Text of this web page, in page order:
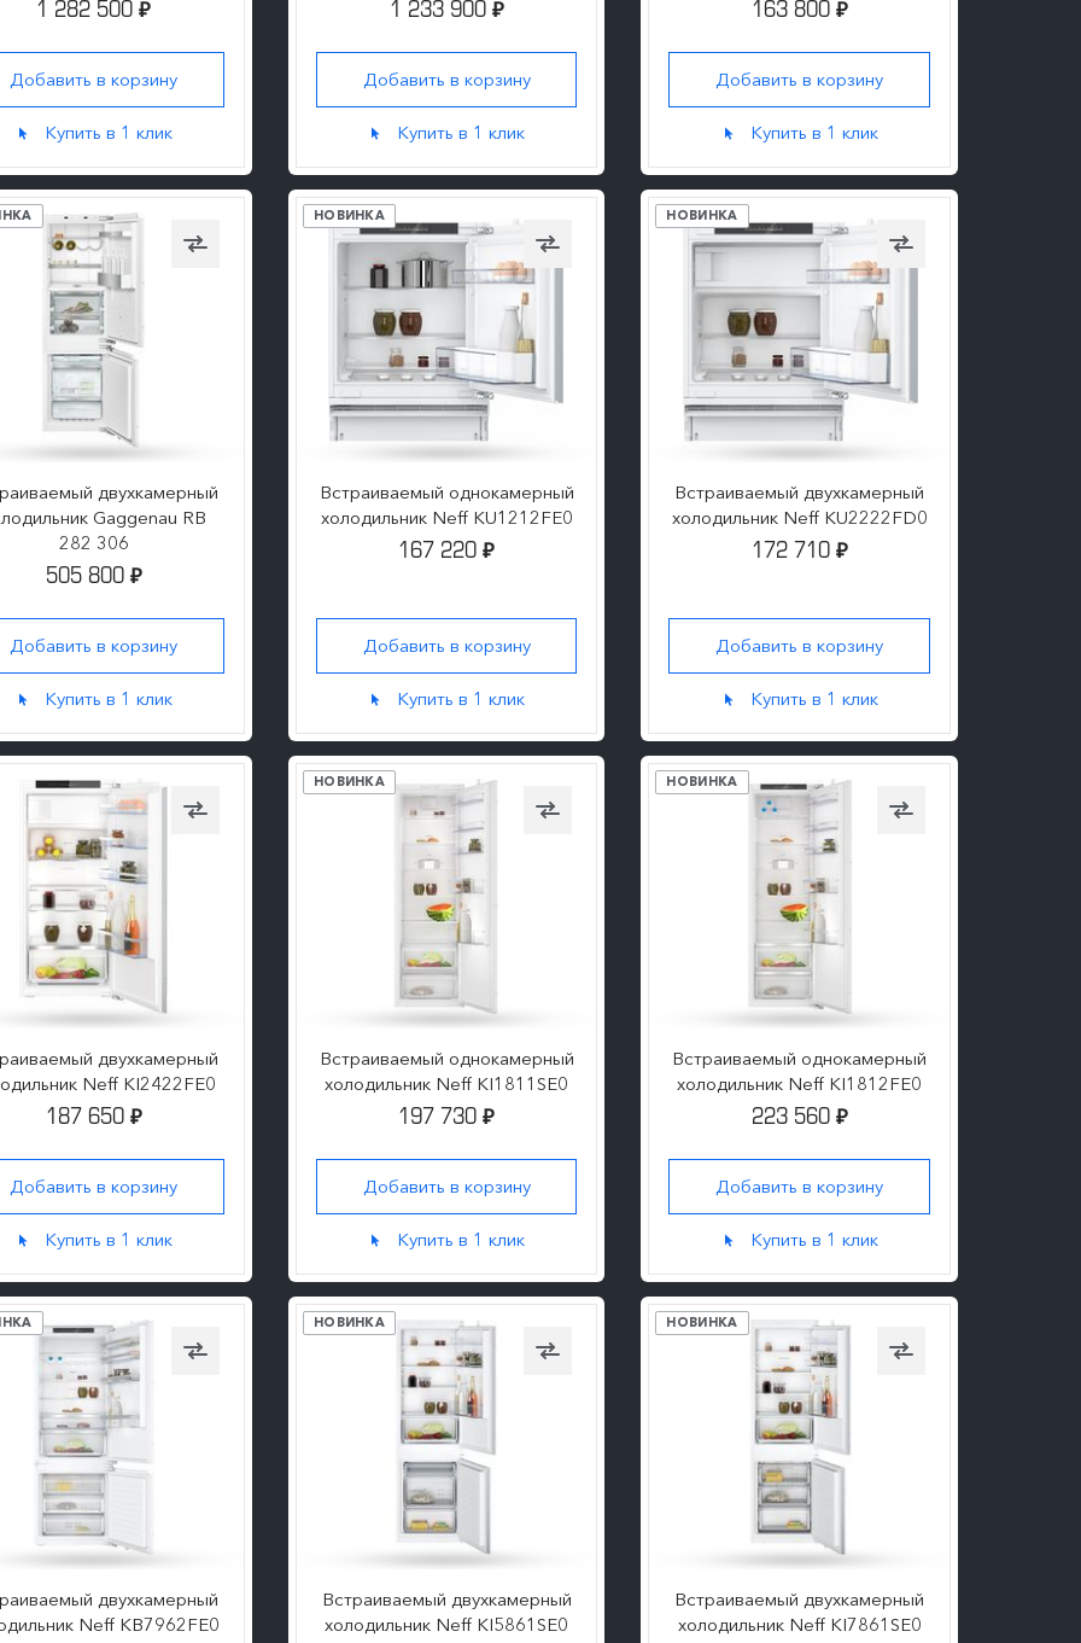
1 282 500₽
Добавить в корзину
Купить в 1 клик
1 233 900 ₽
Добавить в корзину
Купить в 1 клик
163 800 ₽
Добавить в корзину
Купить в 1 клик
двухкамерный
Gaggenau RB
282 306
505 800 ₽
Добавить в корзину
Купить в 1 клик
НОВИНКА
Встраиваемый однокамерный
холодильник Neff KU1212FE0
167 220₽
Добавить в корзину
Купить в 1 клик
НОВИНКА
Встраиваемый двухкамерный
холодильник Neff KU2222FD0
172 710 ₽
Добавить в корзину
Купить в 1 клик
двухкамерный
Neff KI2422FE0
187 650 ₽
Добавить в корзину
Купить в 1 клик
НОВИНКА
Встраиваемый однокамерный
холодильник Neff KI1811SE0
197 730₽
Добавить в корзину
Купить в 1 клик
НОВИНКА
Встраиваемый однокамерный
холодильник Neff KI1812FE0
223 560 ₽
Добавить в корзину
Купить в 1 клик
двухкамерный
Neff KB7962FE0
НОВИНКА
Встраиваемый двухкамерный
холодильник Neff KI5861SE0
НОВИНКА
Встраиваемый двухкамерный
холодильник Neff KI7861SE0